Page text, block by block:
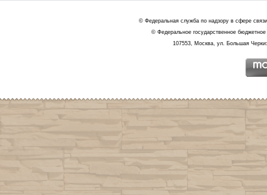
© Федеральная служба по надзору в сфере
© Федеральное государственное
107553, Москва, ул. Большая